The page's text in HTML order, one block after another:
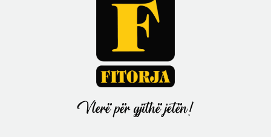
Vlerë për gjithë jetën!